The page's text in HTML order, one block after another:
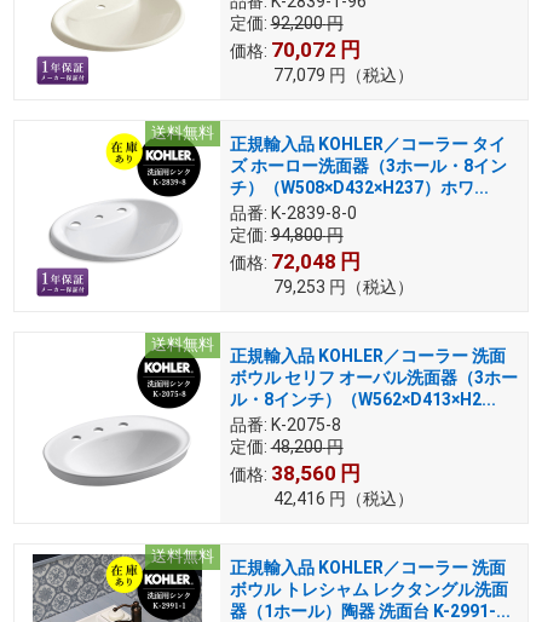
定価: 92,200円
価格: 70,072 円
77,079 円 （税込）
送料無料
正規輸入品 KOHLER／コーラー タイ
ズ ホーロー洗面器（3ホール・8イン
チ）（W508×D432×H237）ホワ...
品番: K-2839-8-0
定価: 94,800円
価格: 72,048 円
79,253 円 （税込）
送料無料
正規輸入品 KOHLER／コーラー 洗面
ボウル セリフ オーバル洗面器（3ホー
ル・8インチ）（W562×D413×H2...
品番: K-2075-8
定価: 48,200円
価格: 38,560 円
42,416 円 （税込）
送料無料
正規輸入品 KOHLER／コーラー 洗面
ボウル トレシャム レクタングル洗面
器（1ホール）陶器 洗面台 K-2991-...